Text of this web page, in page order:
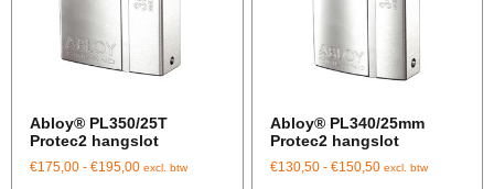
Abloy® PL350/25T
Protec2 hangslot
€175,00 - €195,00 excl. btw
Abloy® PL340/25mm
Protec2 hangslot
€130,50 - €150,50 excl. btw